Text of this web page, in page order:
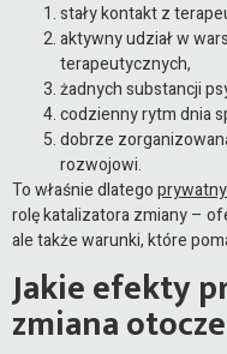
stały kontakt z
aktywny udział w
terapeutycznych,
żadnych substancji
codzienny rytm dnia
dobrze
rozwojowi.
To właśnie dlatego
rolę katalizatora zmiany –
ale także warunki, które
Jakie efekty
zmiana